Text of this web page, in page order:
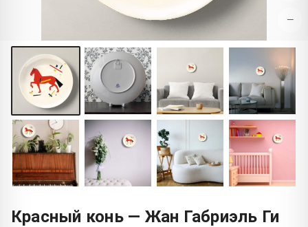
−
Красный конь — Жан Габриэль Ги